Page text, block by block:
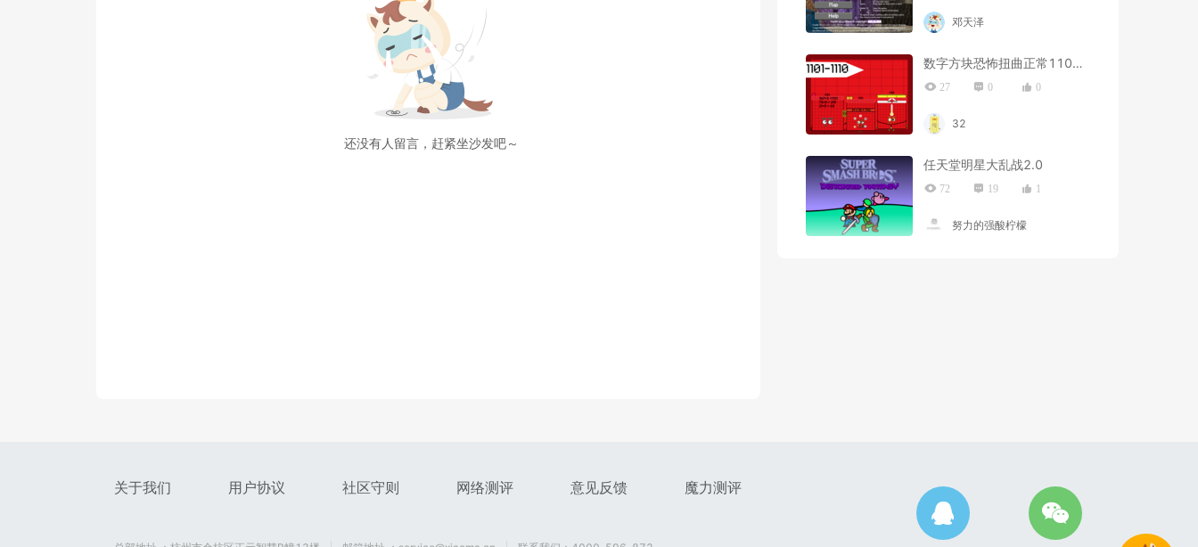
还没有人留言，赶紧坐沙发吧～
邓天泽
数字方块恐怖扭曲正常1101-1110
27 0 0
32
任天堂明星大乱战2.0
72 19 1
努力的强酸柠檬
关于我们 用户协议 社区守则 网络测评 意见反馈 魔力测评